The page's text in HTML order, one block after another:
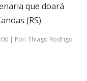
que doará
(RS)
| Por: Thiago Rodrigo